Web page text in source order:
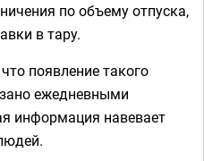
по объему отпуска,
в тару.
появление такого
ежедневными
информация навевает